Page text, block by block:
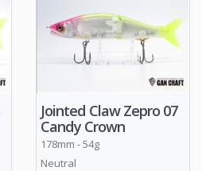
Jointed Claw Zepro 07
Candy Crown
178mm - 54g
Neutral